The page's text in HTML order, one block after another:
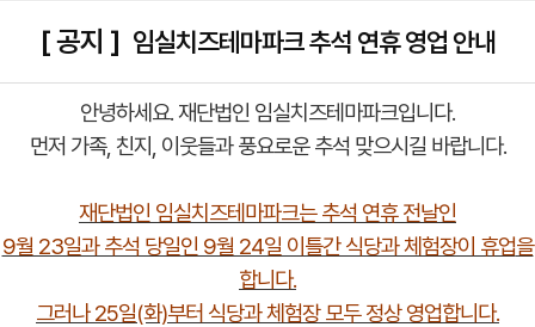
[ 공지 ] 임실치즈테마파크 추석 연휴 영업 안내
안녕하세요. 재단법인 임실치즈테마파크입니다.
먼저 가족, 친지, 이웃들과 풍요로운 추석 맞으시길 바랍니다.
재단법인 임실치즈테마파크는 추석 연휴 전날인
9월 23일과 추석 당일인 9월 24일 이틀간 식당과 체험장이 휴업을
합니다.
그러나 25일(화)부터 식당과 체험장 모두 정상 영업합니다.